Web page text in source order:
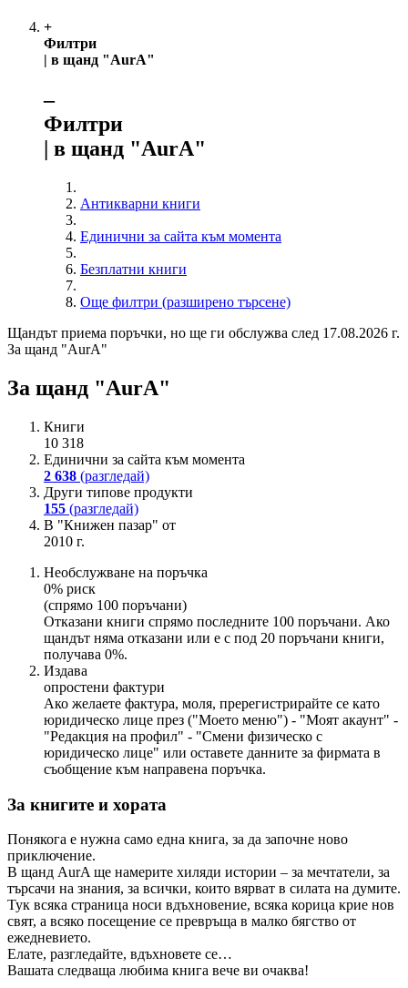
+
Филтри
| в щанд "AurA"
‒
Филтри
| в щанд "AurA"
Антикварни книги
Единични за сайта към момента
Безплатни книги
Още филтри (разширено търсене)
Щандът приема поръчки, но ще ги обслужва след 17.08.2026 г.
За щанд "AurA"
За щанд "AurA"
Книги
10 318
Единични за сайта към момента
2 638 (разгледай)
Други типове продукти
155 (разгледай)
В "Книжен пазар" от
2010 г.
Необслужване на поръчка
0% риск
(спрямо 100 поръчани)
Отказани книги спрямо последните 100 поръчани. Ако
щандът няма отказани или е с под 20 поръчани книги,
получава 0%.
Издава
опростени фактури
Ако желаете фактура, моля, пререгистрирайте се като
юридическо лице през ("Моето меню") - "Моят акаунт" -
"Редакция на профил" - "Смени физическо с
юридическо лице" или оставете данните за фирмата в
съобщение към направена поръчка.
За книгите и хората
Понякога е нужна само една книга, за да започне ново
приключение.
В щанд AurA ще намерите хиляди истории – за мечтатели, за
търсачи на знания, за всички, които вярват в силата на думите.
Тук всяка страница носи вдъхновение, всяка корица крие нов
свят, а всяко посещение се превръща в малко бягство от
ежедневието.
Елате, разгледайте, вдъхновете се…
Вашата следваща любима книга вече ви очаква!